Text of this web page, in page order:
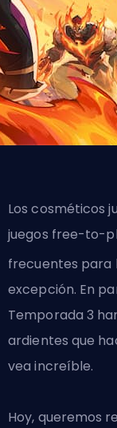
Los cosméticos
juegos free-to-
frecuentes para
excepción. En
Temporada 3
ardientes que
vea increíble.
Hoy, queremos